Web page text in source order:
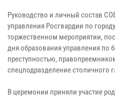
Руководство и личный состав
управления Росгвардии по
торжественном мероприятии,
дня образования управления по
преступностью,
спецподразделение столичного
В церемонии приняли участие